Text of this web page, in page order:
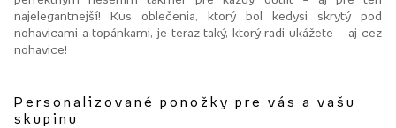
najelegantnejší! Kus oblečenia, ktorý bol kedysi skrytý pod
nohavicami a topánkami, je teraz taký, ktorý radi ukážete – aj cez
nohavice!
Personalizované ponožky pre vás a vašu
skupinu